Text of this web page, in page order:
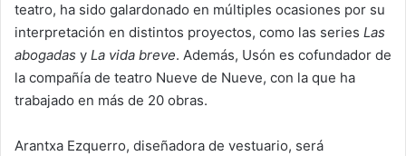
teatro, ha sido galardonado en múltiples ocasiones por su
interpretación en distintos proyectos, como las series Las
abogadas y La vida breve. Además, Usón es cofundador de
la compañía de teatro Nueve de Nueve, con la que ha
trabajado en más de 20 obras.
Arantxa Ezquerro, diseñadora de vestuario, será